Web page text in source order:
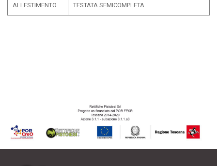
ALLESTIMENTO TESTATA SEMICOMPLETA